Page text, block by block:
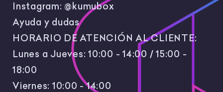
Instagram: @kumubox
Ayuda y dudas
HORARIO DE ATENCIÓN AL CLIENTE:
Lunes a Jueves: 10:00 - 14:00 / 15:00 -
18:00
Viernes: 10:00 - 14:00